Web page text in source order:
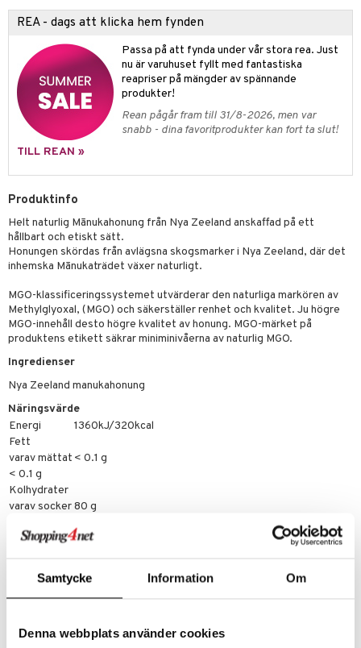
Samtycke Information Om
Denna webbplats använder cookies
REA - dags att klicka hem fynden
Passa på att fynda under vår stora rea. Just
nu är varuhuset fyllt med fantastiska
reapriser på mängder av spännande
produkter!
Rean pågår fram till 31/8-2026, men var
snabb - dina favoritprodukter kan fort ta slut!
TILL REAN »
Produktinfo
Helt naturlig Mānukahonung från Nya Zeeland anskaffad på ett
hållbart och etiskt sätt.
Honungen skördas från avlägsna skogsmarker i Nya Zeeland, där det
inhemska Mānukaträdet växer naturligt.
MGO-klassificeringssystemet utvärderar den naturliga markören av
Methylglyoxal, (MGO) och säkerställer renhet och kvalitet. Ju högre
MGO-innehåll desto högre kvalitet av honung. MGO-märket på
produktens etikett säkrar miniminivåerna av naturlig MGO.
Ingredienser
Nya Zeeland manukahonung
Näringsvärde
Energi
1360kJ/320kcal
Fett
varav mättat < 0.1 g
< 0.1 g
Kolhydrater
varav socker80 g
Fiber
0 g
< 0.01 g
HBHPC-MW-250
& buljong
& oro
& avgiftning
fot
K